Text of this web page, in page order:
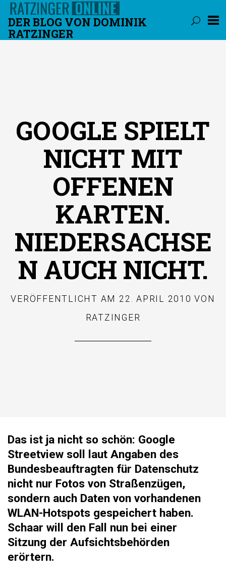
DER BLOG VON DOMINIK
RATZINGER
GOOGLE SPIELT
NICHT MIT
OFFENEN
KARTEN.
NIEDERSACHSE
N AUCH NICHT.
VERÖFFENTLICHT AM 22. APRIL 2010 VON
RATZINGER
Das ist ja nicht so schön: Google
Streetview soll laut Angaben des
Bundesbeauftragten für Datenschutz
nicht nur Fotos von Straßenzügen,
sondern auch Daten von vorhandenen
WLAN-Hotspots gespeichert haben.
Schaar will den Fall nun bei einer
Sitzung der Aufsichtsbehörden
erörtern.